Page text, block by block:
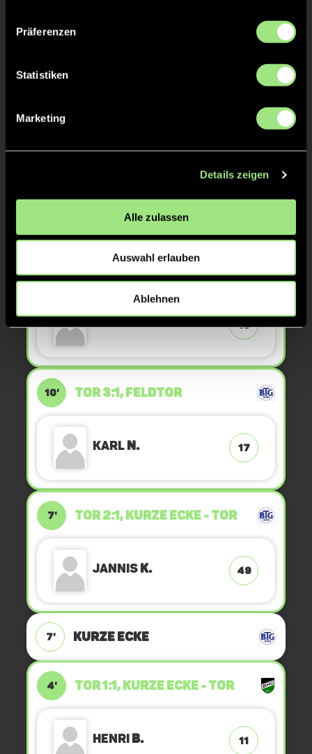
Präferenzen
Statistiken
Marketing
Details zeigen
Alle zulassen
Auswahl erlauben
Ablehnen
KURZE ECKE - VERGEBEN
KURZE ECKE
TOR 3:2, FELDTOR
MatzS. 18
10' TOR 3:1, FELDTOR
KarlN. 17
7' TOR 2:1, KURZE ECKE - TOR
JannisK. 49
7' KURZE ECKE
4' TOR 1:1, KURZE ECKE - TOR
HenriB. 11